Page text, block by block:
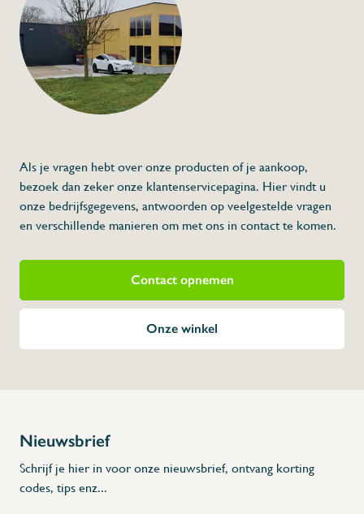
Als je vragen hebt over onze producten of je aankoop,
bezoek dan zeker onze klantenservicepagina. Hier vindt u
onze bedrijfsgegevens, antwoorden op veelgestelde vragen
en verschillende manieren om met ons in contact te komen.
Contact opnemen
Onze winkel
Nieuwsbrief
Schrijf je hier in voor onze nieuwsbrief, ontvang korting
codes, tips enz...